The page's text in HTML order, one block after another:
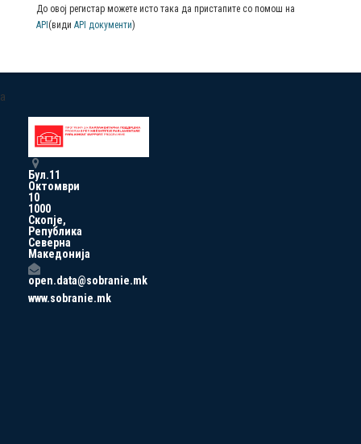
До овој регистар можете исто така да пристапите со помош на
API (види API документи)
a
Бул.11
Октомври
10
1000
Скопје,
Република
Северна
Македонија
open.data@sobranie.mk
www.sobranie.mk